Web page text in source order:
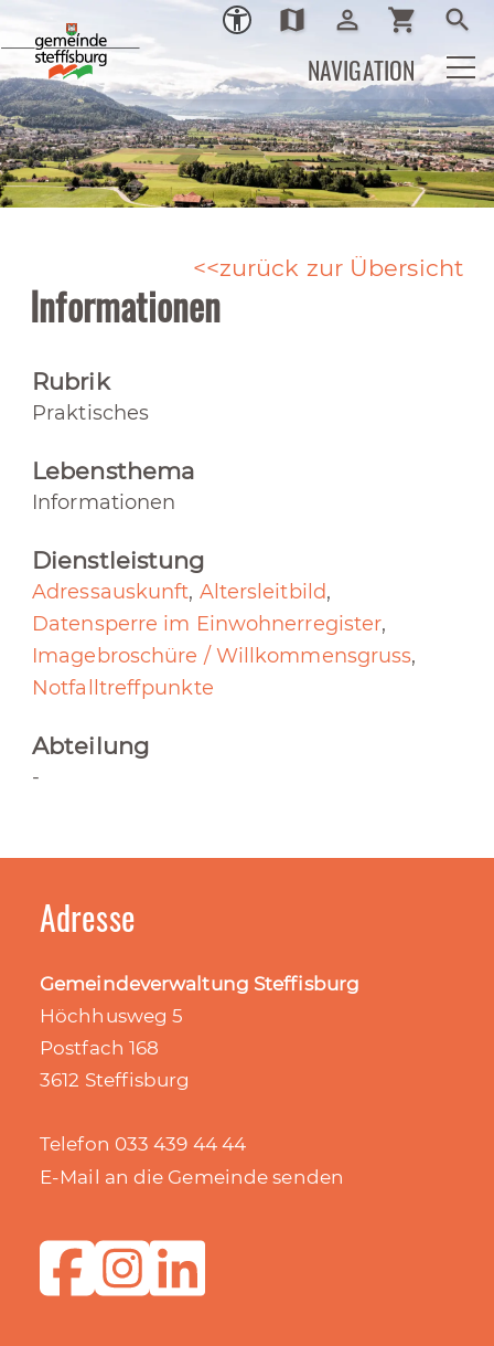
Ortsplan
map Login
person_outline shopping_cart search
NAVIGATION
zurück zur Übersicht
Informationen
Rubrik
Praktisches
Lebensthema
Informationen
Dienstleistung
Adressauskunft, Altersleitbild,
Datensperre im Einwohnerregister,
Imagebroschüre / Willkommensgruss,
Notfalltreffpunkte
Abteilung
-
Adresse
Gemeindeverwaltung Steffisburg
Höchhusweg 5
Postfach 168
3612 Steffisburg
Telefon 033 439 44 44
E-Mail an die Gemeinde senden